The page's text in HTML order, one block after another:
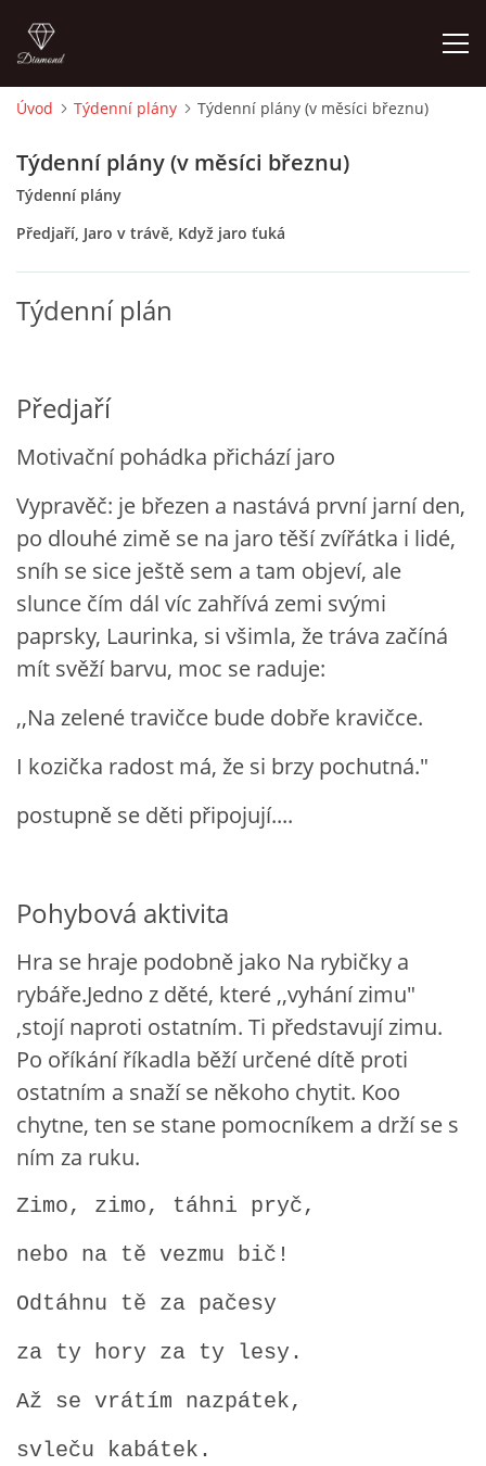
O MĚ
DĚJINY VÝTVARNÉHO UMĚNÍ
NOVINKY ZE ŠKOLSTVÍ 2025
ROČNÍ PLÁN - INSPIRACE /DLE NOVÉHO RVP PV 2025
VZDĚLÁVACÍ BLOK ZÁŘÍ
VZDĚLÁVACÍ BLOK ŘÍJEN
VZDĚLÁVACÍ BLOK LISTOPAD
VZDĚLÁVACÍ BLOK PROSINEC
VZDĚLÁVACÍ BLOK BŘEZEN
VZDĚLÁVACÍ BLOK DUBEN
VÝTVARNÉ TECHNIKY
VÝTVARNÉ POMŮCKY
VÝTVARNÉ AKTIVITY - JARO
VÝTVARNÉ AKTIVITY - LÉTO
VÝTVARNÉ AKTIVITY - ZIMA
CHARAKTERISTIKA ROČNÍCH OBDOBÍ
Úvod Týdenní plány Týdenní plány (v měsíci březnu)
Týdenní plány (v měsíci březnu)
Týdenní plány
Předjaří, Jaro v trávě, Když jaro ťuká
Týdenní plán
Předjaří
Motivační pohádka přichází jaro
Vypravěč: je březen a nastává první jarní den,
po dlouhé zimě se na jaro těší zvířátka i lidé,
sníh se sice ještě sem a tam objeví, ale
slunce čím dál víc zahřívá zemi svými
paprsky, Laurinka, si všimla, že tráva začíná
mít svěží barvu, moc se raduje:
,,Na zelené travičce bude dobře kravičce.
I kozička radost má, že si brzy pochutná."
postupně se děti připojují....
Pohybová aktivita
Hra se hraje podobně jako Na rybičky a
rybáře.Jedno z děté, které ,,vyhání zimu"
,stojí naproti ostatním. Ti představují zimu.
Po oříkání říkadla běží určené dítě proti
ostatním a snaží se někoho chytit. Koo
chytne, ten se stane pomocníkem a drží se s
ním za ruku.
Zimo, zimo, táhni pryč,
nebo na tě vezmu bič!
Odtáhnu tě za pačesy
za ty hory za ty lesy.
Až se vrátím nazpátek,
svleču kabátek.